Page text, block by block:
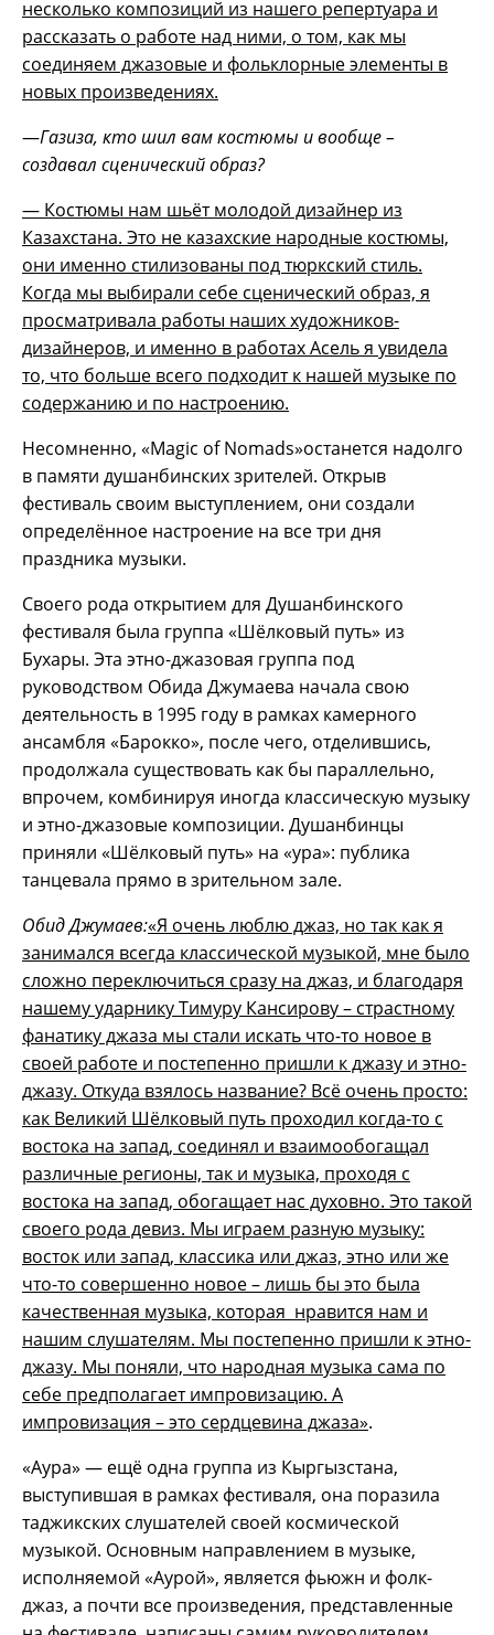
несколько композиций из нашего репертуара и
рассказать о работе над ними, о том, как мы
соединяем джазовые и фольклорные элементы в
новых произведениях.
—Газиза, кто шил вам костюмы и вообще –
создавал сценический образ?
— Костюмы нам шьёт молодой дизайнер из
Казахстана. Это не казахские народные костюмы,
они именно стилизованы под тюркский стиль.
Когда мы выбирали себе сценический образ, я
просматривала работы наших художников-
дизайнеров, и именно в работах Асель я увидела
то, что больше всего подходит к нашей музыке по
содержанию и по настроению.
Несомненно, «Magic of Nomads»останется надолго
в памяти душанбинских зрителей. Открыв
фестиваль своим выступлением, они создали
определённое настроение на все три дня
праздника музыки.
Своего рода открытием для Душанбинского
фестиваля была группа «Шёлковый путь» из
Бухары. Эта этно-джазовая группа под
руководством Обида Джумаева начала свою
деятельность в 1995 году в рамках камерного
ансамбля «Барокко», после чего, отделившись,
продолжала существовать как бы параллельно,
впрочем, комбинируя иногда классическую музыку
и этно-джазовые композиции. Душанбинцы
приняли «Шёлковый путь» на «ура»: публика
танцевала прямо в зрительном зале.
Обид Джумаев:«Я очень люблю джаз, но так как я
занимался всегда классической музыкой, мне было
сложно переключиться сразу на джаз, и благодаря
нашему ударнику Тимуру Кансирову – страстному
фанатику джаза мы стали искать что-то новое в
своей работе и постепенно пришли к джазу и этно-
джазу. Откуда взялось название? Всё очень просто:
как Великий Шёлковый путь проходил когда-то с
востока на запад, соединял и взаимообогащал
различные регионы, так и музыка, проходя с
востока на запад, обогащает нас духовно. Это такой
своего рода девиз. Мы играем разную музыку:
восток или запад, классика или джаз, этно или же
что-то совершенно новое – лишь бы это была
качественная музыка, которая нравится нам и
нашим слушателям. Мы постепенно пришли к этно-
джазу. Мы поняли, что народная музыка сама по
себе предполагает импровизацию. А
импровизация – это сердцевина джаза».
«Аура» — ещё одна группа из Кыргызстана,
выступившая в рамках фестиваля, она поразила
таджикских слушателей своей космической
музыкой. Основным направлением в музыке,
исполняемой «Аурой», является фьюжн и фолк-
джаз, а почти все произведения, представленные